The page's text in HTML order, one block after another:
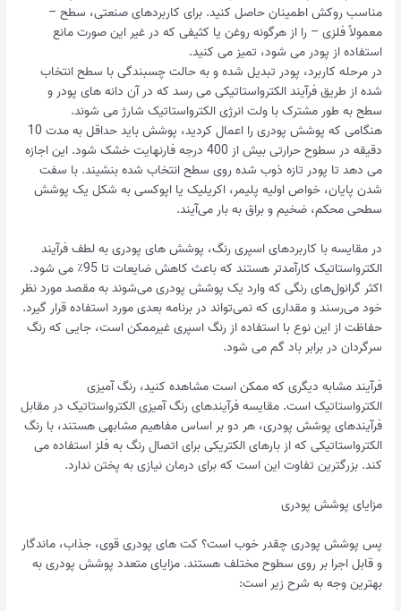
مناسب روکش اطمینان حاصل کنید. برای کاربردهای صنعتی، سطح –
معمولاً فلزی – را از هرگونه روغن یا کثیفی که در غیر این صورت مانع
استفاده از پودر می شود، تمیز می کنید.
در مرحله کاربرد، پودر تبدیل شده و به حالت چسبندگی با سطح انتخاب
شده از طریق فرآیند الکترواستاتیکی می رسد که در آن دانه های پودر و
سطح به طور مشترک با ولت انرژی الکترواستاتیک شارژ می شوند.
هنگامی که پوشش پودری را اعمال کردید، پوشش باید حداقل به مدت 10
دقیقه در سطوح حرارتی بیش از 400 درجه فارنهایت خشک شود. این اجازه
می دهد تا پودر تازه ذوب شده روی سطح انتخاب شده بنشیند. با سفت
شدن پایان، خواص اولیه پلیمر، اکریلیک یا اپوکسی به شکل یک پوشش
سطحی محکم، ضخیم و براق به بار می‌آیند.
در مقایسه با کاربردهای اسپری رنگ، پوشش های پودری به لطف فرآیند
الکترواستاتیک کارآمدتر هستند که باعث کاهش ضایعات تا 95٪ می شود.
اکثر گرانول‌های رنگی که وارد یک پوشش پودری می‌شوند به مقصد مورد نظر
خود می‌رسند و مقداری که نمی‌تواند در برنامه بعدی مورد استفاده قرار گیرد.
حفاظت از این نوع با استفاده از رنگ اسپری غیرممکن است، جایی که رنگ
سرگردان در برابر باد گم می شود.
فرآیند مشابه دیگری که ممکن است مشاهده کنید، رنگ آمیزی
الکترواستاتیک است. مقایسه فرآیندهای رنگ آمیزی الکترواستاتیک در مقابل
فرآیندهای پوشش پودری، هر دو بر اساس مفاهیم مشابهی هستند، با رنگ
الکترواستاتیکی که از بارهای الکتریکی برای اتصال رنگ به فلز استفاده می
کند. بزرگترین تفاوت این است که برای درمان نیازی به پختن ندارد.
مزایای پوشش پودری
پس پوشش پودری چقدر خوب است؟ کت های پودری قوی، جذاب، ماندگار
و قابل اجرا بر روی سطوح مختلف هستند. مزایای متعدد پوشش پودری به
بهترین وجه به شرح زیر است: